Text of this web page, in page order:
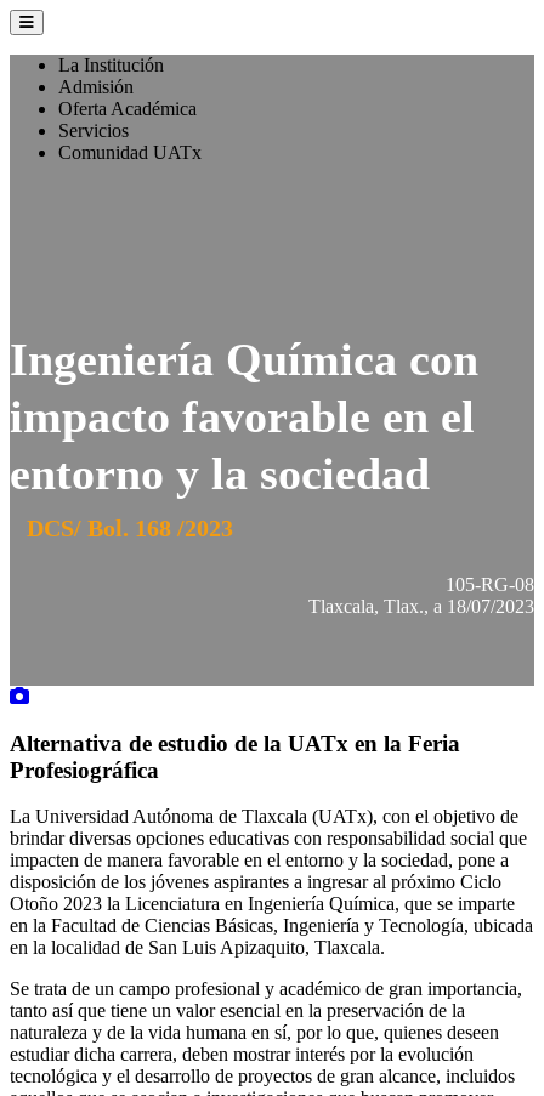
La Institución
Admisión
Oferta Académica
Servicios
Comunidad UATx
Ingeniería Química con
impacto favorable en el
entorno y la sociedad
DCS/ Bol. 168 /2023
105-RG-08
Tlaxcala, Tlax., a 18/07/2023
Alternativa de estudio de la UATx en la Feria
Profesiográfica
La Universidad Autónoma de Tlaxcala (UATx), con el objetivo de
brindar diversas opciones educativas con responsabilidad social que
impacten de manera favorable en el entorno y la sociedad, pone a
disposición de los jóvenes aspirantes a ingresar al próximo Ciclo
Otoño 2023 la Licenciatura en Ingeniería Química, que se imparte
en la Facultad de Ciencias Básicas, Ingeniería y Tecnología, ubicada
en la localidad de San Luis Apizaquito, Tlaxcala.
Se trata de un campo profesional y académico de gran importancia,
tanto así que tiene un valor esencial en la preservación de la
naturaleza y de la vida humana en sí, por lo que, quienes deseen
estudiar dicha carrera, deben mostrar interés por la evolución
tecnológica y el desarrollo de proyectos de gran alcance, incluidos